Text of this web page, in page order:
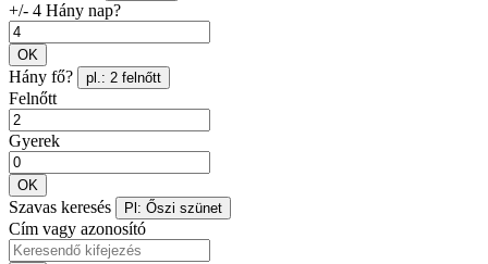
+/- 4 Hány nap?
OK
Hány fő? pl.: 2 felnőtt
Felnőtt
Gyerek
OK
Szavas keresés Pl: Őszi szünet
Cím vagy azonosító